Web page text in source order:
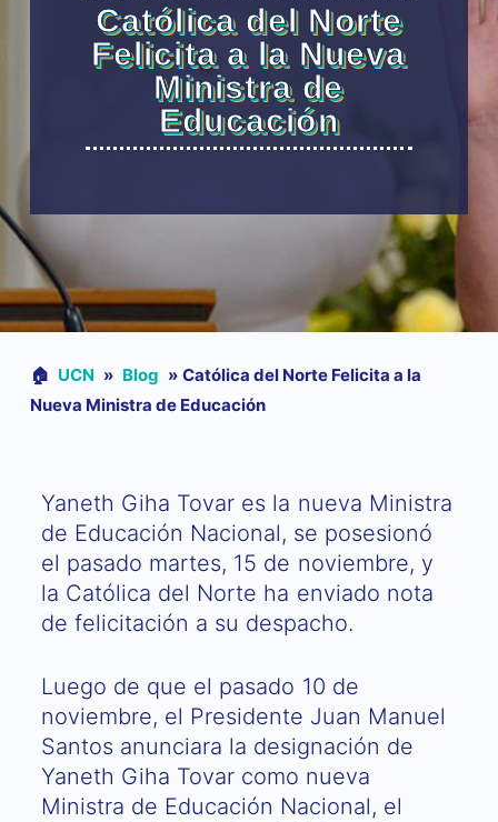
Católica del Norte
Felicita a la Nueva
Ministra de
Educación
🏠︎ UCN » Blog » Católica del Norte Felicita a la
Nueva Ministra de Educación
Yaneth Giha Tovar es la nueva Ministra
de Educación Nacional, se posesionó
el pasado martes, 15 de noviembre, y
la Católica del Norte ha enviado nota
de felicitación a su despacho.
Luego de que el pasado 10 de
noviembre, el Presidente Juan Manuel
Santos anunciara la designación de
Yaneth Giha Tovar como nueva
Ministra de Educación Nacional, el